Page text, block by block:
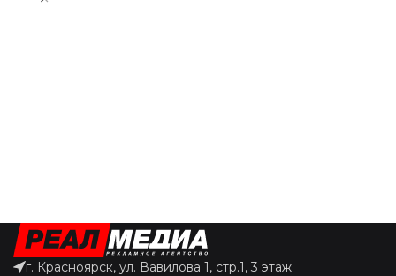
г. Красноярск, ул. Вавилова 1, стр.1, 3 этаж